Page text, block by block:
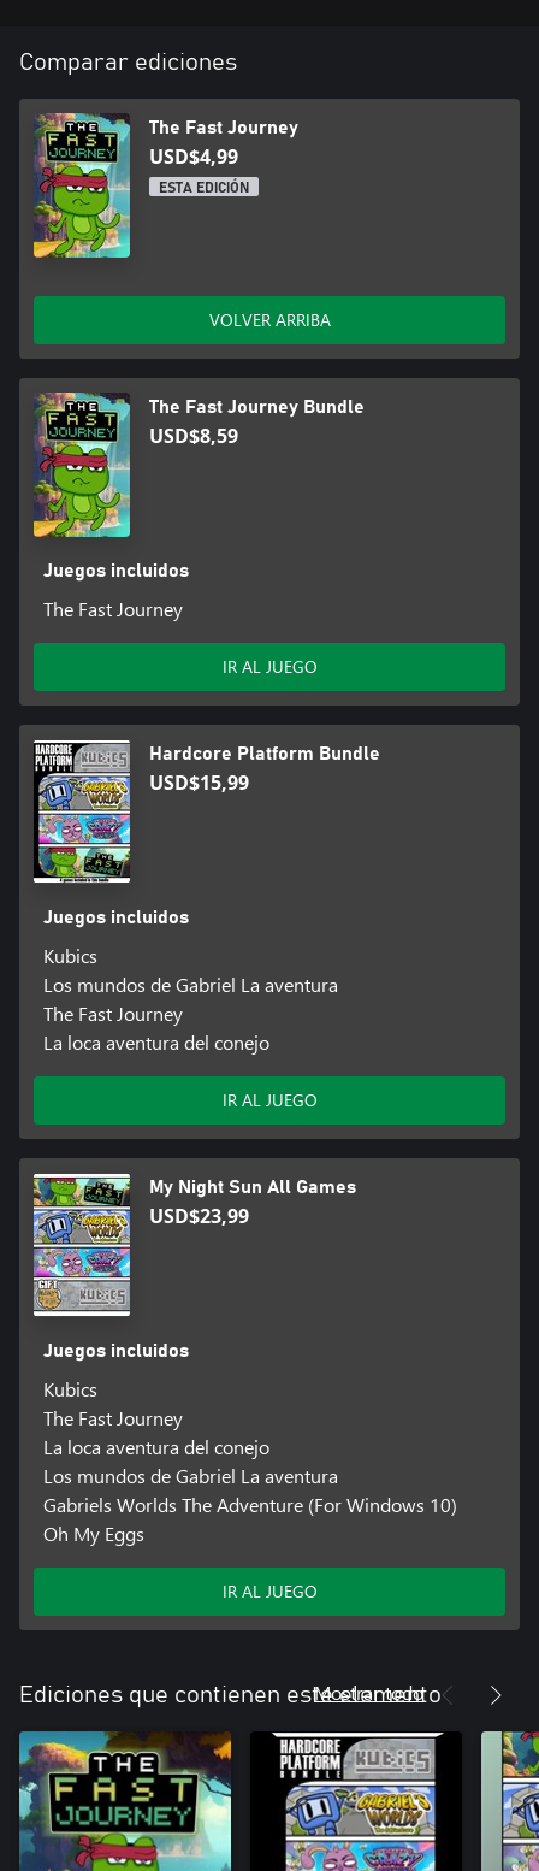
Comparar ediciones
The Fast Journey
USD$4,99
ESTA EDICIÓN
VOLVER ARRIBA
The Fast Journey Bundle
USD$8,59
Juegos incluidos
The Fast Journey
IR AL JUEGO
Hardcore Platform Bundle
USD$15,99
Juegos incluidos
Kubics
Los mundos de Gabriel La aventura
The Fast Journey
La loca aventura del conejo
IR AL JUEGO
My Night Sun All Games
USD$23,99
Juegos incluidos
Kubics
The Fast Journey
La loca aventura del conejo
Los mundos de Gabriel La aventura
Gabriels Worlds The Adventure (For Windows 10)
Oh My Eggs
IR AL JUEGO
Ediciones que contienen este elemento
Mostrar todo